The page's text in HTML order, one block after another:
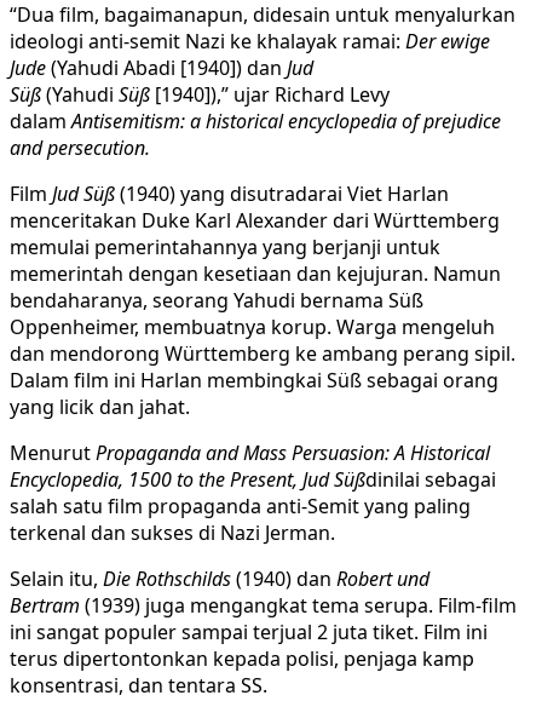
“Dua film, bagaimanapun, didesain untuk menyalurkan
ideologi anti-semit Nazi ke khalayak ramai: Der ewige
Jude(Yahudi Abadi [1940]) dan Jud
Süß(Yahudi Süß [1940]),” ujar Richard Levy
dalamAntisemitism: a historical encyclopedia of prejudice
and persecution.
Film Jud Süß(1940) yang disutradarai Viet Harlan
menceritakan Duke Karl Alexander dari Württemberg
memulai pemerintahannya yang berjanji untuk
memerintah dengan kesetiaan dan kejujuran. Namun
bendaharanya, seorang Yahudi bernama Süß
Oppenheimer, membuatnya korup. Warga mengeluh
dan mendorong Württemberg ke ambang perang sipil.
Dalam film ini Harlan membingkai Süß sebagai orang
yang licik dan jahat.
MenurutPropaganda and Mass Persuasion: A Historical
Encyclopedia, 1500 to the Present, Jud Süßdinilai sebagai
salah satu film propaganda anti-Semit yang paling
terkenal dan sukses di Nazi Jerman.
Selain itu, Die Rothschilds(1940) dan Robert und
Bertram (1939) juga mengangkat tema serupa. Film-film
ini sangat populer sampai terjual 2 juta tiket. Film ini
terus dipertontonkan kepada polisi, penjaga kamp
konsentrasi, dan tentara SS.